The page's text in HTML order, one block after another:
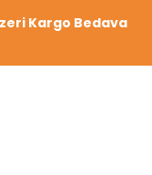
Kargo Bedava